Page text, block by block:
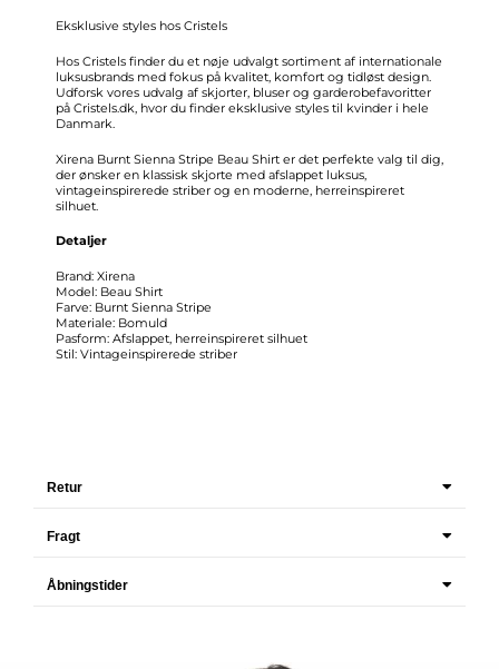
Eksklusive styles hos Cristels
Hos Cristels finder du et nøje udvalgt sortiment af internationale
luksusbrands med fokus på kvalitet, komfort og tidløst design.
Udforsk vores udvalg af skjorter, bluser og garderobefavoritter
på Cristels.dk, hvor du finder eksklusive styles til kvinder i hele
Danmark.
Xirena Burnt Sienna Stripe Beau Shirt er det perfekte valg til dig,
der ønsker en klassisk skjorte med afslappet luksus,
vintageinspirerede striber og en moderne, herreinspireret
silhuet.
Detaljer
Brand: Xirena
Model: Beau Shirt
Farve: Burnt Sienna Stripe
Materiale: Bomuld
Pasform: Afslappet, herreinspireret silhuet
Stil: Vintageinspirerede striber
Retur
Fragt
Åbningstider